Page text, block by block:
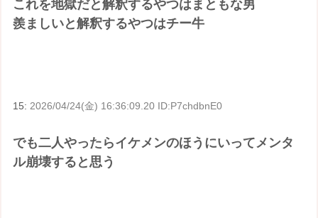
これを地獄だと解釈するやつはまともな男
羨ましいと解釈するやつはチー牛
15:2026/04/24(金) 16:36:09.20 ID:P7chdbnE0
でも二人やったらイケメンのほうにいってメンタ
ル崩壊すると思う